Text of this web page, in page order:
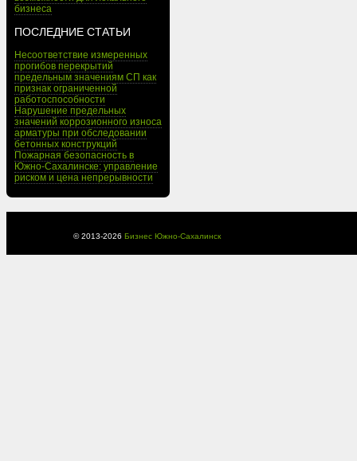
бизнеса
ПОСЛЕДНИЕ СТАТЬИ
Несоответствие измеренных
прогибов перекрытий
предельным значениям СП как
признак ограниченной
работоспособности
Нарушение предельных
значений коррозионного износа
арматуры при обследовании
бетонных конструкций
Пожарная безопасность в
Южно-Сахалинске: управление
риском и цена непрерывности
© 2013-2026 Бизнес Южно-Сахалинск